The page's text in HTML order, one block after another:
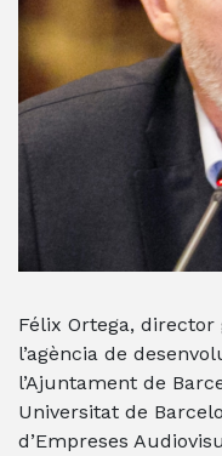
Félix Ortega, director
l’agència de
l’Ajuntament de
Universitat de
d’Empreses